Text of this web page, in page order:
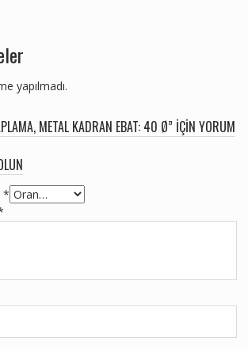
yapılmadı.
METAL KADRAN EBAT: 40 Ø” IÇIN YORUM
*